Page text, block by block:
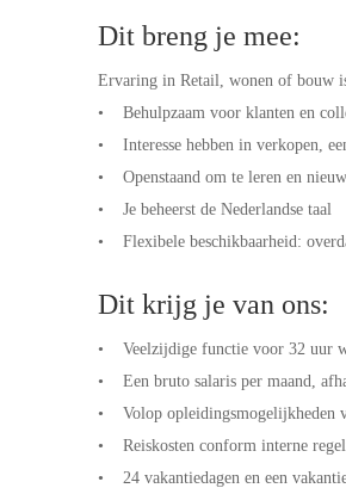
Dit breng je mee:
Ervaring in Retail, wonen of bouw
• Behulpzaam voor klanten en
• Interesse hebben in verkopen,
• Openstaand om te leren en
• Je beheerst de Nederlandse taal
• Flexibele beschikbaarheid:
Dit krijg je van ons:
• Veelzijdige functie voor 32 uur
• Een bruto salaris per maand,
• Volop opleidingsmogelijkheden
• Reiskosten conform interne
• 24 vakantiedagen en een